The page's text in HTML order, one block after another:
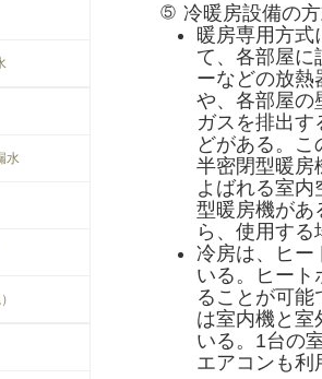
水
⑤ 冷暖房設備の
暖房専用方式
て、各部屋に
ーなどの放熱
や、各部屋の
ガスを排出
どがある。
半密閉型暖房
よばれる室
型暖房機があ
ら、使用す
冷房は、ヒー
いる。ヒート
ることが可
は室内機と室
いる。1台の
エアコンも利